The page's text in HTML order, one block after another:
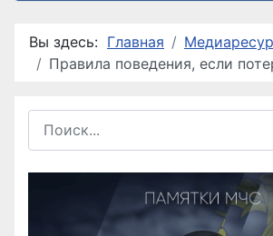
Вы здесь: Главная
Правила поведения, если